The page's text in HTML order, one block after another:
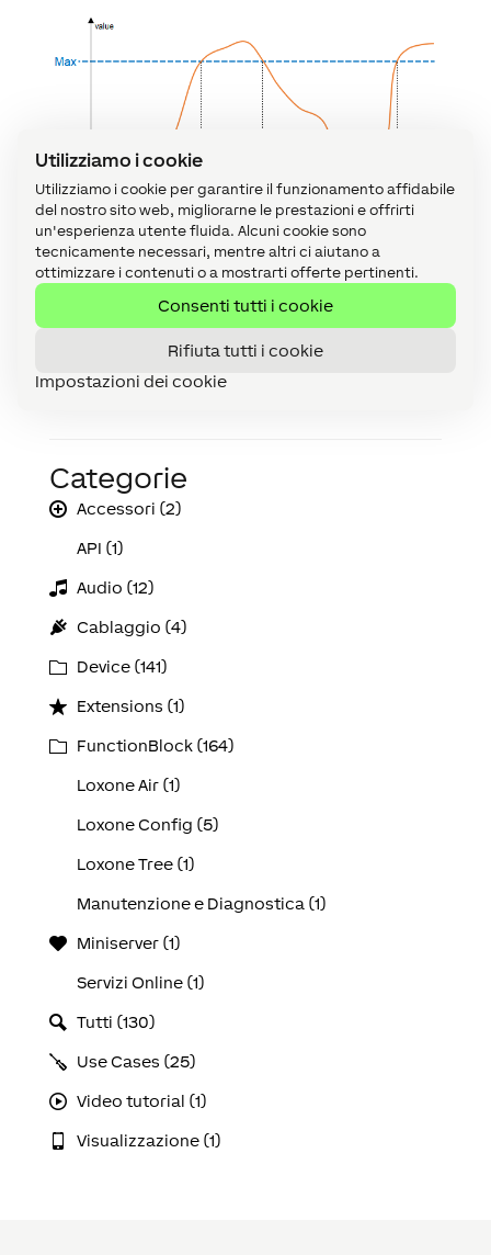
Utilizziamo i cookie
Utilizziamo i cookie per garantire il funzionamento affidabile
del nostro sito web, migliorarne le prestazioni e offrirti
un'esperienza utente fluida. Alcuni cookie sono
tecnicamente necessari, mentre altri ci aiutano a
ottimizzare i contenuti o a mostrarti offerte pertinenti.
Consenti tutti i cookie
Rifiuta tutti i cookie
Impostazioni dei cookie
Categorie
Accessori (2)
API (1)
Audio (12)
Cablaggio (4)
Device (141)
Extensions (1)
FunctionBlock (164)
Loxone Air (1)
Loxone Config (5)
Loxone Tree (1)
Manutenzione e Diagnostica (1)
Miniserver (1)
Servizi Online (1)
Tutti (130)
Use Cases (25)
Video tutorial (1)
Visualizzazione (1)